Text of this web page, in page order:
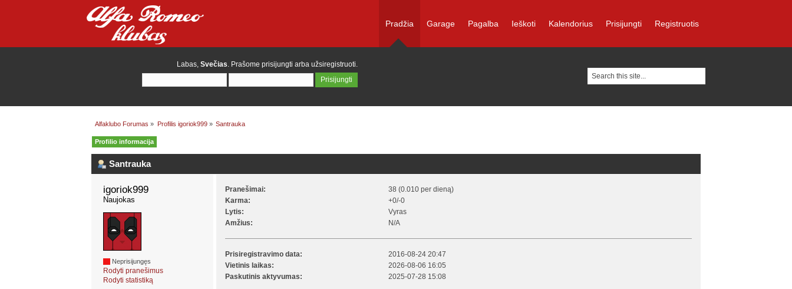
Pradžia Garage Pagalba Ieškoti Kalendorius Prisijungti Registruotis
Labas, Svečias. Prašome prisijungti arba užsiregistruoti.
Alfaklubo Forumas » Profilis igoriok999» Santrauka
Profilio informacija
Santrauka
igoriok999
Naujokas
Neprisijungęs
Rodyti pranešimus
Rodyti statistiką
Pranešimai:
38 (0.010 per dieną)
Karma:
+0/-0
Lytis:
Vyras
Amžius:
N/A
Prisiregistravimo data:
2016-08-24 20:47
Vietinis laikas:
2026-08-06 16:05
Paskutinis aktyvumas:
2025-07-28 15:08